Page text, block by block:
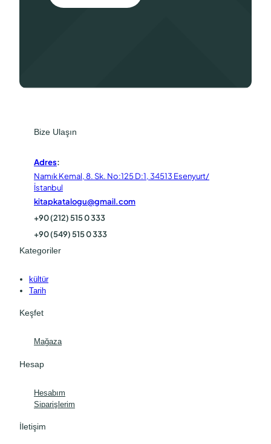
Bize Ulaşın
Adres:
Namık Kemal, 8. Sk. No:125 D:1, 34513 Esenyurt/
İstanbul
kitapkatalogu@gmail.com
+90 (212) 515 0 333
+90 (549) 515 0 333
Kategoriler
kültür
Tarih
Keşfet
Mağaza
Hesap
Hesabım
Siparişlerim
İletişim